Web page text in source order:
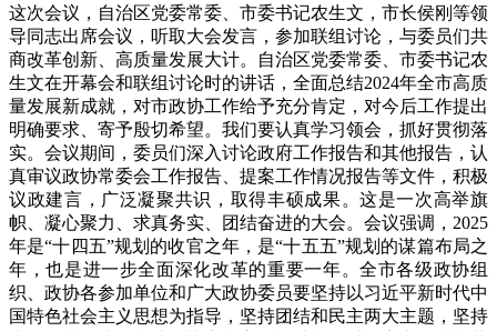
这次会议，自治区党委常委、市委书记农生文，市长侯刚等领
导同志出席会议，听取大会发言，参加联组讨论，与委员们共
商改革创新、高质量发展大计。自治区党委常委、市委书记农
生文在开幕会和联组讨论时的讲话，全面总结2024年全市高质
量发展新成就，对市政协工作给予充分肯定，对今后工作提出
明确要求、寄予殷切希望。我们要认真学习领会，抓好贯彻落
实。会议期间，委员们深入讨论政府工作报告和其他报告，认
真审议政协常委会工作报告、提案工作情况报告等文件，积极
议政建言，广泛凝聚共识，取得丰硕成果。这是一次高举旗
帜、凝心聚力、求真务实、团结奋进的大会。会议强调，2025
年是“十四五”规划的收官之年，是“十五五”规划的谋篇布局之
年，也是进一步全面深化改革的重要一年。全市各级政协组
织、政协各参加单位和广大政协委员要坚持以习近平新时代中
国特色社会主义思想为指导，坚持团结和民主两大主题，坚持